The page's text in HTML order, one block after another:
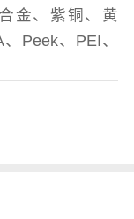
金、紫铜、黄
Peek、PEI、